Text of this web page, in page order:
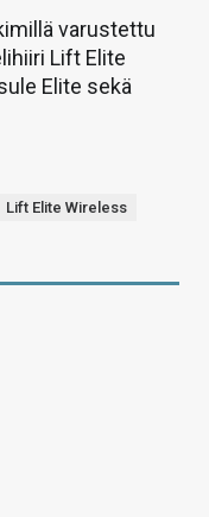
varustettu
Lift Elite
Elite sekä
Lift Elite Wireless